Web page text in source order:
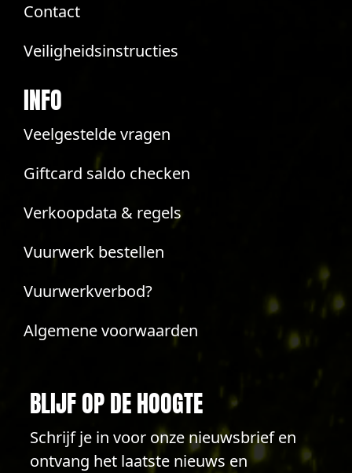
Contact
Veiligheidsinstructies
INFO
Veelgestelde vragen
Giftcard saldo checken
Verkoopdata & regels
Vuurwerk bestellen
Vuurwerkverbod?
Algemene voorwaarden
BLIJF OP DE HOOGTE
Schrijf je in voor onze nieuwsbrief en
ontvang het laatste nieuws en